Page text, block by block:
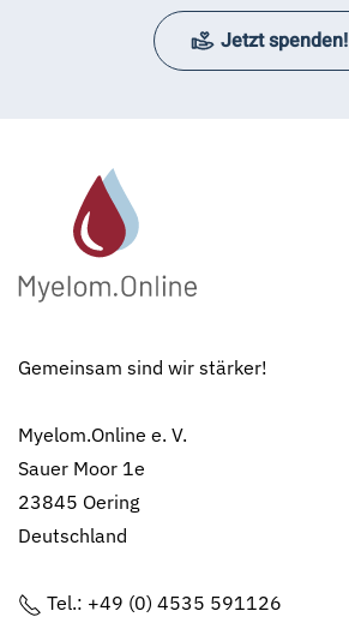
Jetzt spenden!
Gemeinsam sind wir stärker!
Myelom.Online e. V.
Sauer Moor 1e
23845 Oering
Deutschland
Tel.: +49 (0) 4535 591126